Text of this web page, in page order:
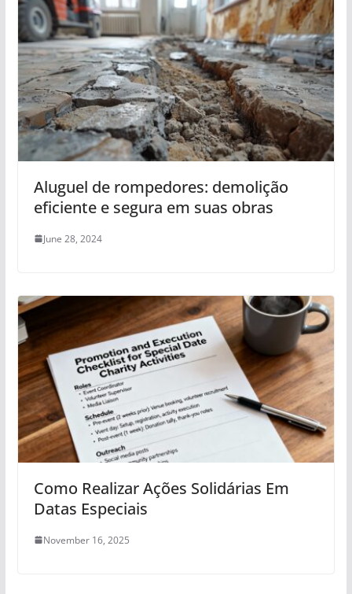
Aluguel de rompedores: demolição
eficiente e segura em suas obras
June 28, 2024
Como Realizar Ações Solidárias Em
Datas Especiais
November 16, 2025